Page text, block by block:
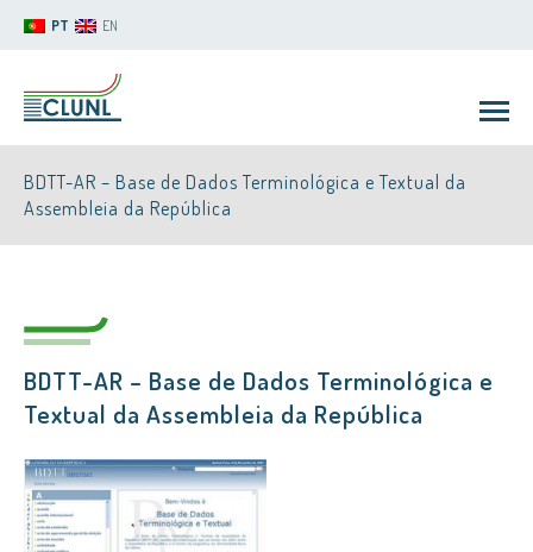
PT EN
CLUNL
BDTT-AR – Base de Dados Terminológica e Textual da
Assembleia da República
BDTT-AR – Base de Dados Terminológica e
Textual da Assembleia da República